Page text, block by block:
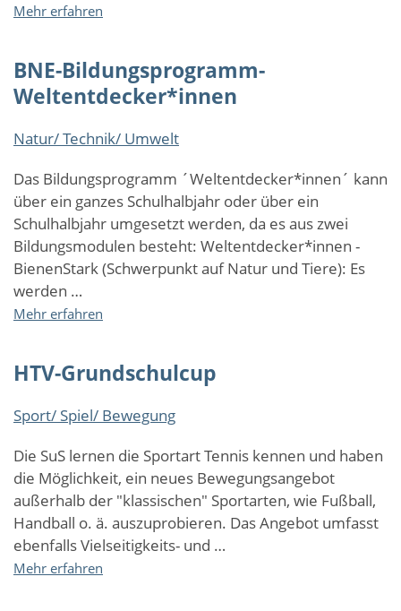
Mehr erfahren
Lernförderung
BNE-Bildungsprogramm-
Weltentdecker*innen
Natur/ Technik/ Umwelt
Das Bildungsprogramm ´Weltentdecker*innen´ kann
über ein ganzes Schulhalbjahr oder über ein
Schulhalbjahr umgesetzt werden, da es aus zwei
Bildungsmodulen besteht: Weltentdecker*innen -
BienenStark (Schwerpunkt auf Natur und Tiere): Es
werden …
Mehr erfahren
Weltentdecker*innen
HTV-Grundschulcup
Sport/ Spiel/ Bewegung
Die SuS lernen die Sportart Tennis kennen und haben
die Möglichkeit, ein neues Bewegungsangebot
außerhalb der "klassischen" Sportarten, wie Fußball,
Handball o. ä. auszuprobieren. Das Angebot umfasst
ebenfalls Vielseitigkeits- und …
Mehr erfahren